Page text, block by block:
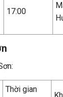
17:00
Thời gian